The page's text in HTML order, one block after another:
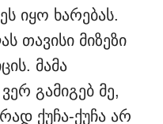
იყო ხარებას.
თავისი მიზეზი
მამა
გამიგებ მე,
ქუჩა-ქუჩა არ